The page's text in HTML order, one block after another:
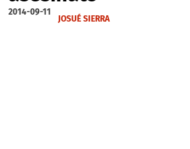
2014-09-11
JOSUÉ SIERRA